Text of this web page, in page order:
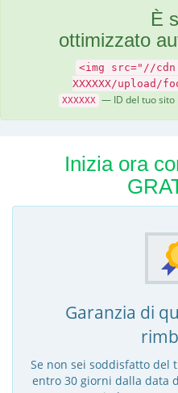
È
ottimizzato
<img src="//
XXXXXX/upload/
XXXXXX — ID del tuo sito
Inizia ora
Garanzia di
Se non sei soddisfatto del
entro 30 giorni dalla data